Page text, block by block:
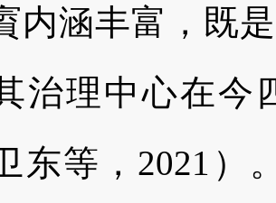
内涵丰富，既
治理中心在今
东等，2021